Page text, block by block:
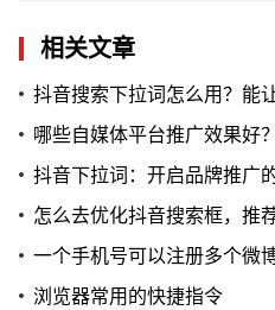
相关文章
哪些自媒体平台推广效果好
抖音下拉词：开启品牌推广
怎么去优化抖音搜索框，推
一个手机号可以注册多个微
浏览器常用的快捷指令